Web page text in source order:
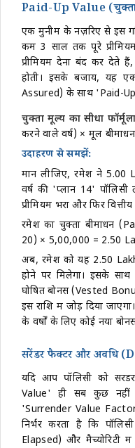
Paid-Up Value (चुक्ता
एक मुनीम के नज़रिए से इस
कम 3 साल तक पूरे
प्रीमियम देना बंद कर देते
होती। इसके बजाय, यह
Assured) के साथ 'Paid-
चुक्ता मूल्य का सीधा
करने वाले वर्ष) × मूल
उदाहरण से समझें:
मान लीजिए, रमेश ने₹5.00
वर्ष की 'प्लान 14'
प्रीमियम भरा और फिर
रमेश का चुक्ता बीमाधन
20) × 5,00,000 = ₹2.50
अब, रमेश को यह ₹2.50
होने पर मिलेगा। इसके
घोषित बोनस (Vested
इस राशि में जोड़ दिया
के वर्षों के लिए कोई नया
सरेंडर फैक्टर और अवधि
यदि आप पॉलिसी को
Value' ही सब कुछ नहीं
'Surrender Value
निर्भर करता है कि
Elapsed) और मैच्योरिटी